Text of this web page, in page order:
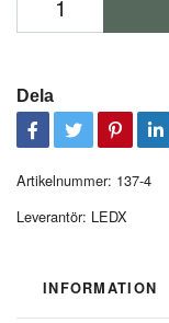
Dela
Artikelnummer: 137-4
Leverantör: LEDX
INFORMATION